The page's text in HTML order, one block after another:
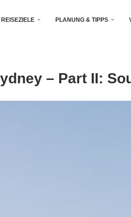
REISEZIELE PLANUNG & TIPPS
– Part II: